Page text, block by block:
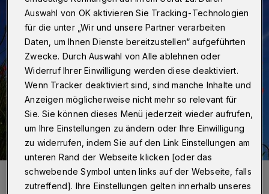
Im Juni gab es viel Regen. Aber: Mehr als die Hälfte der Tage waren
dennoch trocken.
Auswahl von OK aktivieren Sie Tracking-Technologien
für die unter „Wir und unsere Partner verarbeiten
Daten, um Ihnen Dienste bereitzustellen“ aufgeführten
Zwecke. Durch Auswahl von Alle ablehnen oder
Widerruf Ihrer Einwilligung werden diese deaktiviert.
Wenn Tracker deaktiviert sind, sind manche Inhalte und
Anzeigen möglicherweise nicht mehr so relevant für
Sie. Sie können dieses Menü jederzeit wieder aufrufen,
um Ihre Einstellungen zu ändern oder Ihre Einwilligung
zu widerrufen, indem Sie auf den Link Einstellungen am
unteren Rand der Webseite klicken [oder das
schwebende Symbol unten links auf der Webseite, falls
zutreffend]. Ihre Einstellungen gelten innerhalb unseres